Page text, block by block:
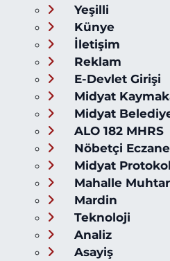
Yeşilli
Künye
İletişim
Reklam
E-Devlet Girişi
Midyat
Midyat
ALO 182 MHRS
Nöbetçi Eczane
Midyat
Mahalle
Mardin
Teknoloji
Analiz
Asayiş